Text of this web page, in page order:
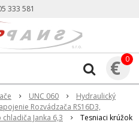
333 581
€ 0
UNC 060
Hydraulický
Rozvádzača RS16D3,
Janka 6,3
Tesniaci krúžok